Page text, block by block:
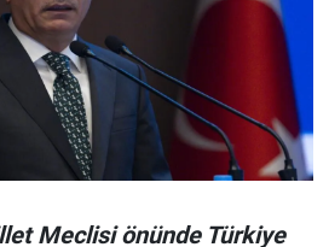
Meclisi önünde Türkiye